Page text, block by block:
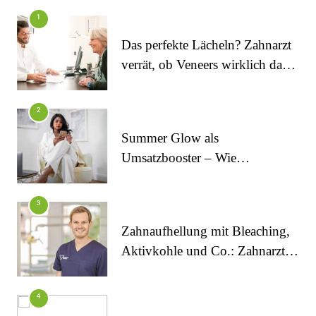
1
Das perfekte Lächeln? Zahnarzt
verrät, ob Veneers wirklich das
2
Summer Glow als
Umsatzbooster – Wie
3
Zahnaufhellung mit Bleaching,
Aktivkohle und Co.: Zahnarzt
4
Inanna Medical Spa als einziges Spa in Berlin
durch CIDESCO Germany akkreditiert
FITNESS
Inanna Medical Spa präsentiert exklusives,
zertifiziertes Mami-Spa mit maßgeschneiderten
vor- und nachgeburtlichen Behandlungen